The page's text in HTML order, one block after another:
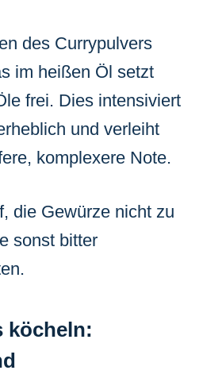
des Currypulvers
im heißen Öl setzt
frei. Dies intensiviert
und verleiht
komplexere Note.
die Gewürze nicht zu
sonst bitter
köcheln: